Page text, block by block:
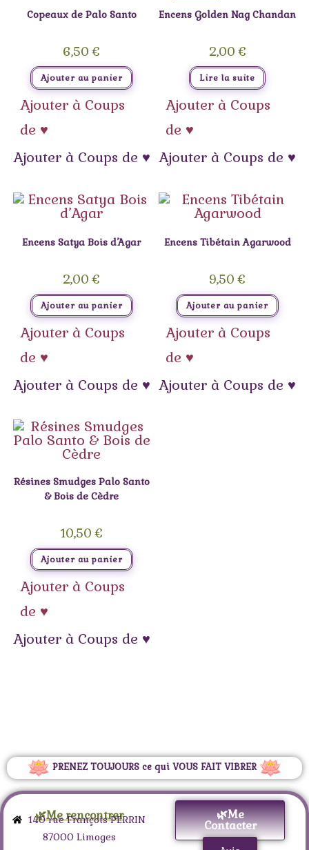
Copeaux de Palo Santo
6,50€
Ajouter au panier
Ajouter à Coups
de ♥
Ajouter à Coups de ♥
Encens Golden Nag Chandan
2,00€
Lire la suite
Ajouter à Coups
de ♥
Ajouter à Coups de ♥
Encens Satya Bois d’Agar
2,00€
Ajouter au panier
Ajouter à Coups
de ♥
Ajouter à Coups de ♥
Encens Tibétain Agarwood
9,50€
Ajouter au panier
Ajouter à Coups
de ♥
Ajouter à Coups de ♥
Résines Smudges Palo Santo
& Bois de Cèdre
10,50€
Ajouter au panier
Ajouter à Coups
de ♥
Ajouter à Coups de ♥
PRENEZ TOUJOURS ce qui VOUS FAIT VIBRER
🌿Me rencontrer
140 rue François PERRIN
87000 Limoges
🌿Me
Contacter